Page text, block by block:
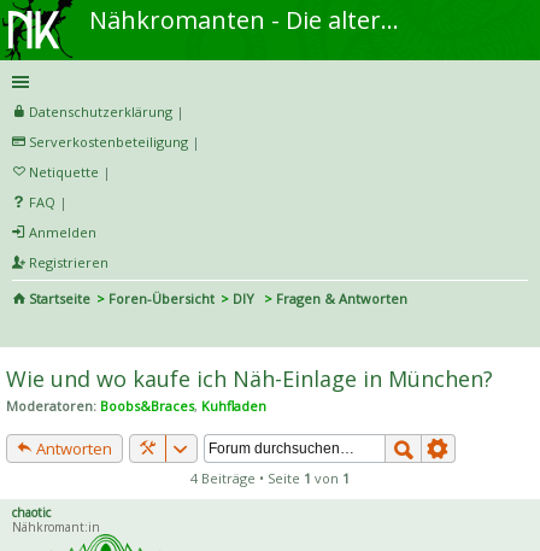
Nähkromanten - Die alternative Näh- und DIY-Community
Datenschutzerklärung |
Serverkostenbeteiligung |
Netiquette |
FAQ |
Anmelden
Registrieren
Startseite
Foren-Übersicht DIY
Fragen & Antworten
he
Wie und wo kaufe ich Näh-Einlage in München?
Moderatoren: Boobs&Braces, Kuhfladen
Antworten
4 Beiträge • Seite 1 von 1
chaotic
Nähkromant:in